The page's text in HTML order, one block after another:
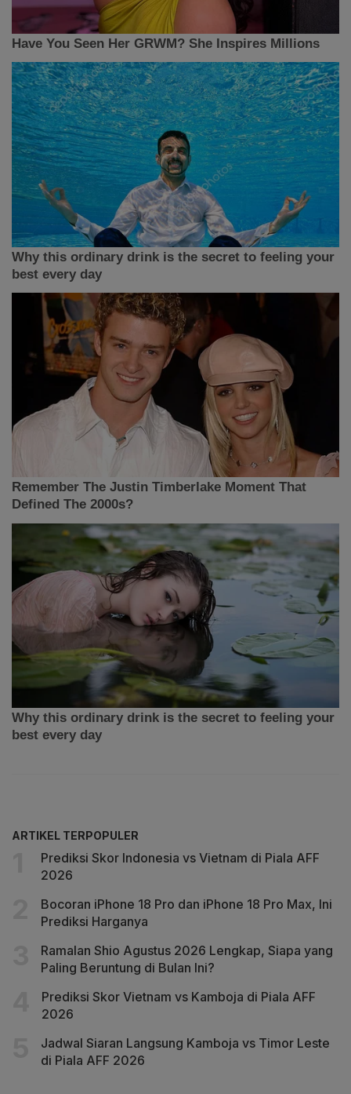
ARTIKEL TERPOPULER
Prediksi Skor Indonesia vs Vietnam di Piala AFF
2026
Bocoran iPhone 18 Pro dan iPhone 18 Pro Max, Ini
Prediksi Harganya
Ramalan Shio Agustus 2026 Lengkap, Siapa yang
Paling Beruntung di Bulan Ini?
Prediksi Skor Vietnam vs Kamboja di Piala AFF
2026
Jadwal Siaran Langsung Kamboja vs Timor Leste
di Piala AFF 2026